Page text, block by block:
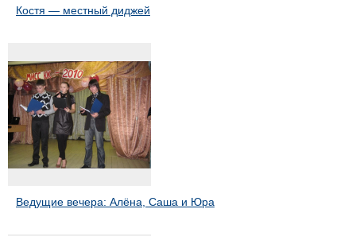
Костя — местный диджей
Ведущие вечера: Алёна, Саша и Юра